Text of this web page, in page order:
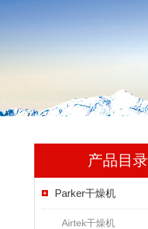
产品目录
Parker干燥机
Airtek干燥机